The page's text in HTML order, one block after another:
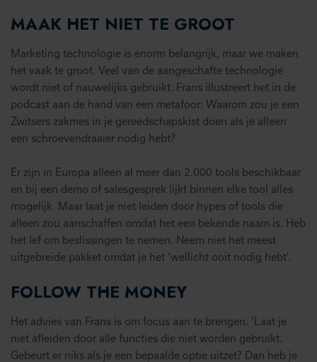
MAAK HET NIET TE GROOT
Marketing technologie is enorm belangrijk, maar we maken
het vaak te groot. Veel van de aangeschafte technologie
wordt niet of nauwelijks gebruikt. Frans illustreert het in de
podcast aan de hand van een metafoor: Waarom zou je een
Zwitsers zakmes in je gereedschapskist doen als je alleen
een schroevendraaier nodig hebt?
Er zijn in Europa alleen al meer dan 2.000 tools beschikbaar
en bij een demo of salesgesprek lijkt binnen elke tool alles
mogelijk. Maar laat je niet leiden door hypes of tools die
alleen zou aanschaffen omdat het een bekende naam is. Heb
het lef om beslissingen te nemen. Neem niet het meest
uitgebreide pakket omdat je het ‘wellicht ooit nodig hebt’.
FOLLOW THE MONEY
Het advies van Frans is om focus aan te brengen. ‘Laat je
niet afleiden door alle functies die niet worden gebruikt.
Gebeurt er niks als je een bepaalde optie uitzet? Dan heb je